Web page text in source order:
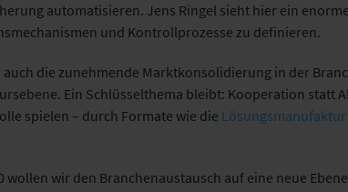
automatisieren. Jens Ringel sieht hier ein
und Kontrollprozesse zu definieren.
die zunehmende Marktkonsolidierung in der
Ein Schlüsselthema bleibt: Kooperation statt
spielen – durch Formate wie die Lösungsmanufaktur
wollen wir den Branchenaustausch auf eine neue